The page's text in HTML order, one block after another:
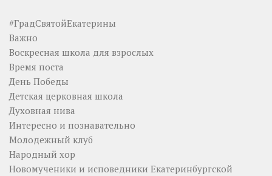
#ГрадСвятойЕкатерины
Важно
Воскресная школа для взрослых
Время поста
День Победы
Детская церковная школа
Духовная нива
Интересно и познавательно
Молодежный клуб
Народный хор
Новомученики и исповедники Екатеринбургской